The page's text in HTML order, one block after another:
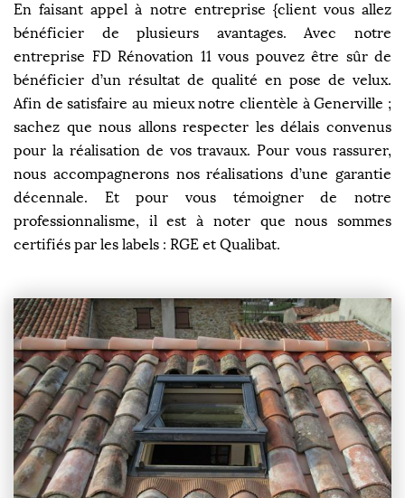
En faisant appel à notre entreprise {client vous allez
bénéficier de plusieurs avantages. Avec notre
entreprise FD Rénovation 11 vous pouvez être sûr de
bénéficier d’un résultat de qualité en pose de velux.
Afin de satisfaire au mieux notre clientèle à Generville ;
sachez que nous allons respecter les délais convenus
pour la réalisation de vos travaux. Pour vous rassurer,
nous accompagnerons nos réalisations d’une garantie
décennale. Et pour vous témoigner de notre
professionnalisme, il est à noter que nous sommes
certifiés par les labels : RGE et Qualibat.